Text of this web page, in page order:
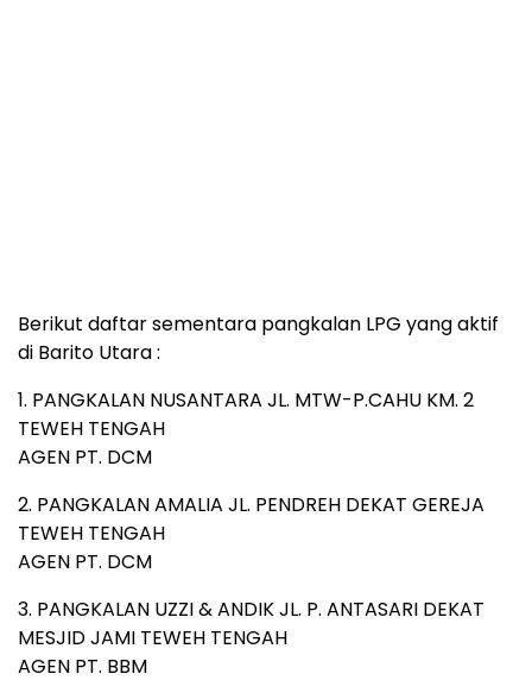
Berikut daftar sementara pangkalan LPG yang aktif
di Barito Utara :
1. PANGKALAN NUSANTARA JL. MTW-P.CAHU KM. 2
TEWEH TENGAH
AGEN PT. DCM
2. PANGKALAN AMALIA JL. PENDREH DEKAT GEREJA
TEWEH TENGAH
AGEN PT. DCM
3. PANGKALAN UZZI & ANDIK JL. P. ANTASARI DEKAT
MESJID JAMI TEWEH TENGAH
AGEN PT. BBM